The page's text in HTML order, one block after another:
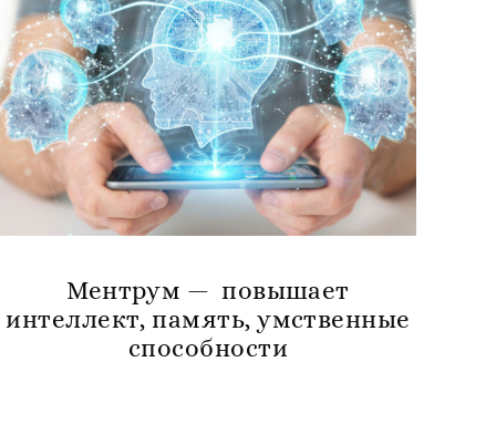
Ментрум — повышает
интеллект, память, умственные
способности